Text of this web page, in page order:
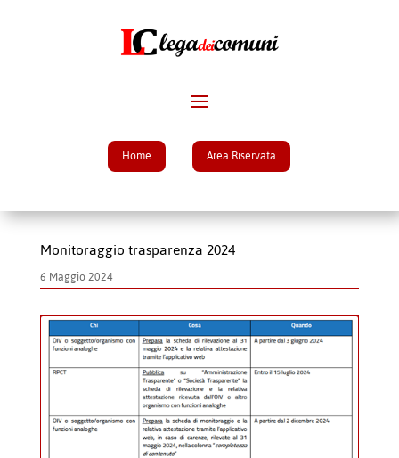
Home Area Riservata
Monitoraggio trasparenza 2024
6 Maggio 2024